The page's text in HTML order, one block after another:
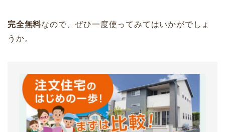
完全無料なので、ぜひ一度使ってみてはいかがでしょ
うか。